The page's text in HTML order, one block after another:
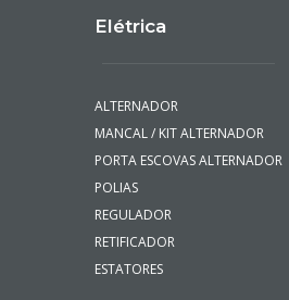
Elétrica
ALTERNADOR
MANCAL / KIT ALTERNADOR
PORTA ESCOVAS ALTERNADOR
POLIAS
REGULADOR
RETIFICADOR
ESTATORES